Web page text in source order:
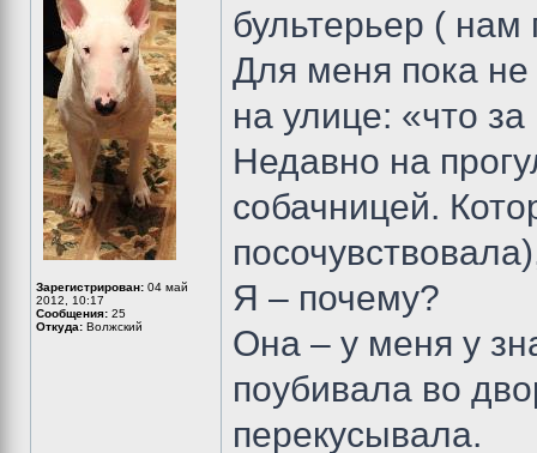
Зарегистрирован: 04 май
2012, 10:17
Сообщения: 25
Откуда: Волжский
бультерьер (
Для меня пока
на улице: «что
Недавно на
собачницей.
Я – почему?
Она – у меня у
поубивала во
перекусывала.